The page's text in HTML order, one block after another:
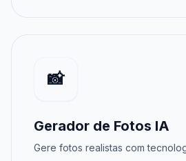
📸
Gerador de Fotos IA
Gere fotos realistas com